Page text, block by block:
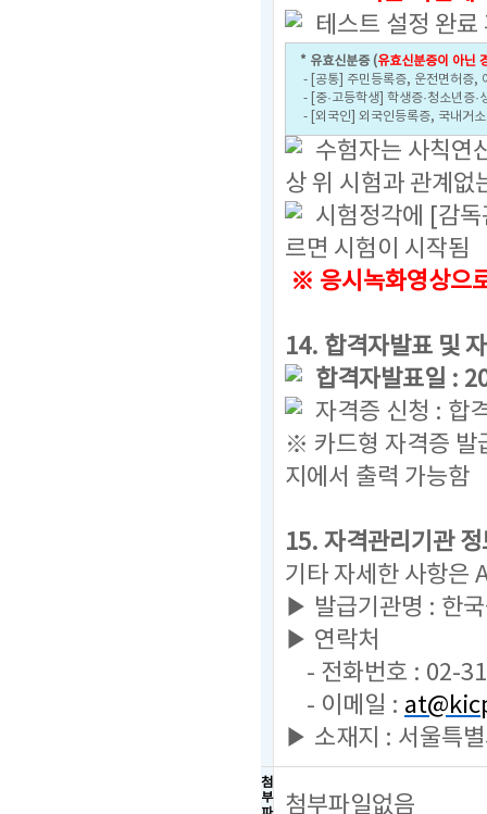
테스트 설정 완
* 유효신분증 (유효신분증이 아닌
- [공통] 주민등록증, 운전면허증,
- [중·고등학생] 학생증·청소년증
- [외국인] 외국인등록증, 국내거
수험자는 사칙연
상 위 시험과 관계없
시험정각에 [감
르면 시험이 시작됨
※ 응시녹화영상으
14. 합격자발표 및
합격자발표일 :
자격증 신청 : 합
※ 카드형 자격증 발
지에서 출력 가능함
15. 자격관리기관 정
기타 자세한 사항은
▶ 발급기관명 : 한
▶ 연락처
- 전화번호 : 02-
- 이메일 :
▶ 소재지 : 서울특
첨
부
첨부파일없음